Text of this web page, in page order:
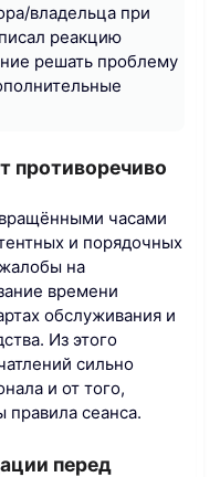
владельца при
реакцию
решать проблему
противоречиво
часами
и порядочных
на
времени
обслуживания и
Из этого
сильно
и от того,
правила сеанса.
перед